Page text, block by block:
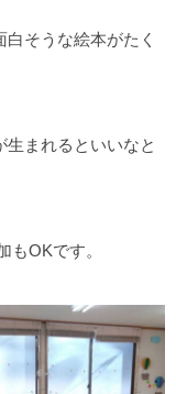
そうな絵本がたく
まれるといいなと
もOKです。